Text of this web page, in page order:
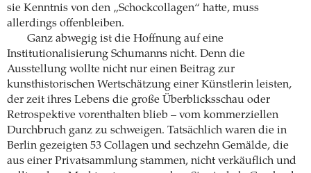
sie Kenntnis von den „Schockcollagen“ hatte, muss
allerdings offenbleiben.
Ganz abwegig ist die Hoffnung auf eine
Institutionalisierung Schumanns nicht. Denn die
Ausstellung wollte nicht nur einen Beitrag zur
kunsthistorischen Wertschätzung einer Künstlerin leisten,
der zeit ihres Lebens die große Überblicksschau oder
Retrospektive vorenthalten blieb – vom kommerziellen
Durchbruch ganz zu schweigen. Tatsächlich waren die in
Berlin gezeigten 53 Collagen und sechzehn Gemälde, die
aus einer Privatsammlung stammen, nicht verkäuflich und